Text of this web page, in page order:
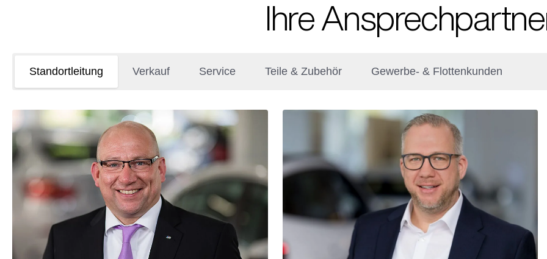
Ihre
Standortleitung Verkauf Service Teile & Zubehör Gewerbe- & Flottenkunden